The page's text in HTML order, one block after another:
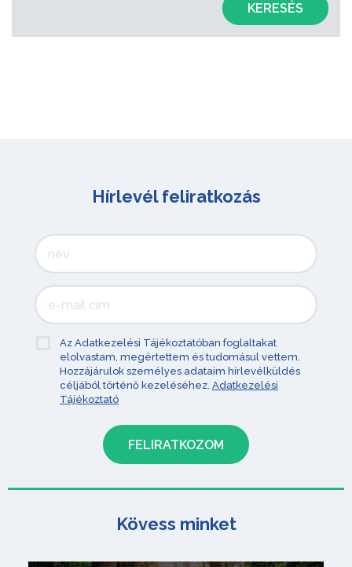
KERESÉS
Hírlevél feliratkozás
Az Adatkezelési Tájékoztatóban foglaltakat
elolvastam, megértettem és tudomásul vettem.
Hozzájárulok személyes adataim hírlevélküldés
céljából történő kezeléséhez. Adatkezelési
Tájékoztató
Kövess minket